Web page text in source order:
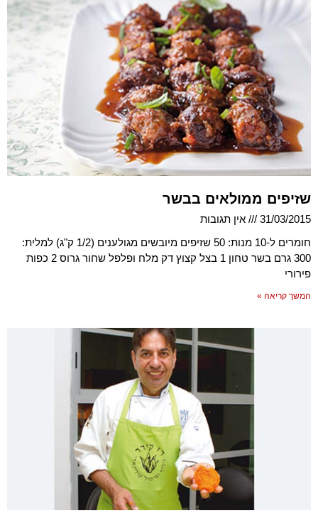
שזיפים ממולאים בבשר
31/03/2015
אין תגובות
חומרים ל-10 מנות: ‏50 שזיפים מיובשים מגולענים (1/2 ק"ג) למלית:
‏300 גרם בשר טחון ‏1 בצל קצוץ דק מלח ופלפל שחור גרוס ‏2 כפות
פירורי
המשך קריאה »